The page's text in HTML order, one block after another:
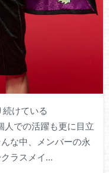
けている
人での活躍も更に目立
な中、メンバーの永
ラスメイ…